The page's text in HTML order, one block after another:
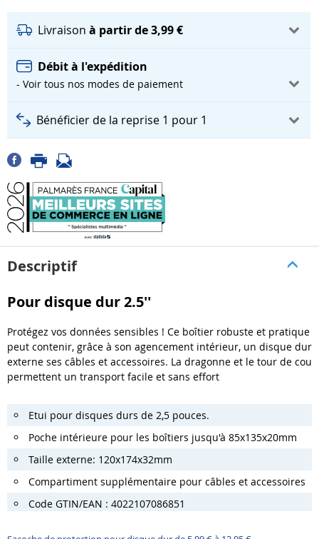
Livraison à partir de 3,99 €
Débit à l'expédition
- Voir tous nos modes de paiement
Bénéficier de la reprise 1 pour 1
Descriptif
Pour disque dur 2.5''
Protégez vos données sensibles ! Ce boîtier robuste et pratique
peut contenir, grâce à son agencement intérieur, un disque dur
externe ses câbles et accessoires. La dragonne et le tour de cou
permettent un transport facile et sans effort
Etui pour disques durs de 2,5 pouces.
Poche intérieure pour les boîtiers jusqu'à 85x135x20mm
Taille externe: 120x174x32mm
Compartiment supplémentaire pour câbles et accessoires
Code GTIN/EAN : 4022107086851